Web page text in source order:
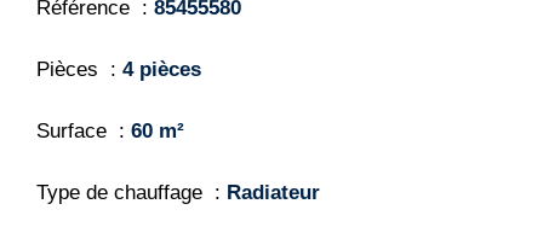
Référence 85455580
Pièces 4 pièces
Surface 60 m²
Type de chauffage Radiateur